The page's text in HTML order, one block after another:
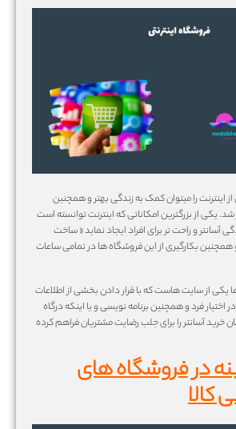
را میتوان کمک به زندگی بهتر و همچنین
یکی از بزرگترین امکاناتی که اینترنت توانسته است
آسانتر و راحت تر برای افراد ایجاد نماید « ساخت
همچنین بکارگیری از این فروشگاه ها در تمامی ساعات
یکی از سایت هاست که با قرار دادن بخشی از اطلاعات
اختیار فرد و همچنین برنامه نویسی و یا اینکه درگاه
خرید آسانتر را برای جلب رضایت مشتریان فراهم کرده
در فروشگاه های
کالا